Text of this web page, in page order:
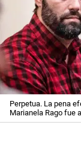
Perpetua. La pena
Marianela Rago fue